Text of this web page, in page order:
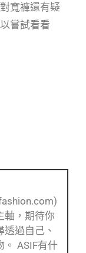
寬褲還有疑
嘗試看看
軸，期待你
過自己、
。 ASIF有什